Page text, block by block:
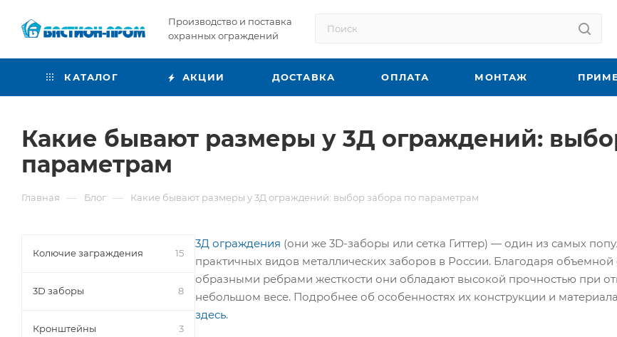
Производство и поставка
охранных ограждений
КАТАЛОГ АКЦИИ ДОСТАВКА ОПЛАТА МОНТАЖ
Какие бывают размеры у 3Д ограждений:
параметрам
Главная — Блог — Какие бывают размеры у 3Д ограждений: выбор забора по параметрам
3Д ограждения (они же 3D-заборы или сетка Гиттер) — один из самых
практичных видов металлических заборов в России. Благодаря объемной
образными ребрами жесткости они обладают высокой прочностью при
небольшом весе. Подробнее об особенностях их конструкции и
здесь.
Колючие заграждения 15
3D заборы 8
Кронштейны 3